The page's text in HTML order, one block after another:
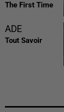
The First Time
ADE
Tout Savoir